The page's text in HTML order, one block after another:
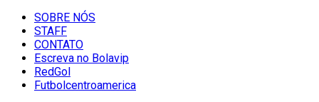
SOBRE NÓS
STAFF
CONTATO
Escreva no Bolavip
RedGol
Futbolcentroamerica